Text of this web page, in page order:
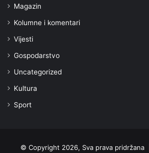
Magazin
Kolumne i komentari
Vijesti
Gospodarstvo
Uncategorized
Kultura
Sport
© Copyright 2026, Sva prava pridržana